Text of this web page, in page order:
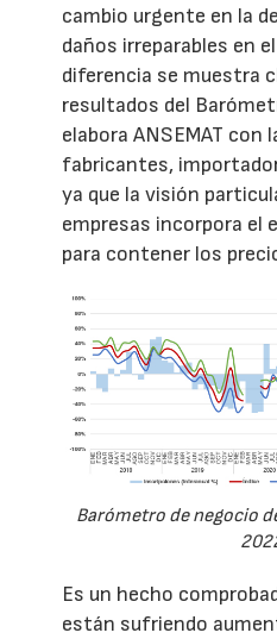
cambio urgente en la
daños irreparables en
diferencia se muestra
resultados del
elabora ANSEMAT con
fabricantes,
ya que la visión
empresas incorpora el
para contener los
Barómetro de negocio
Es un hecho
están sufriendo